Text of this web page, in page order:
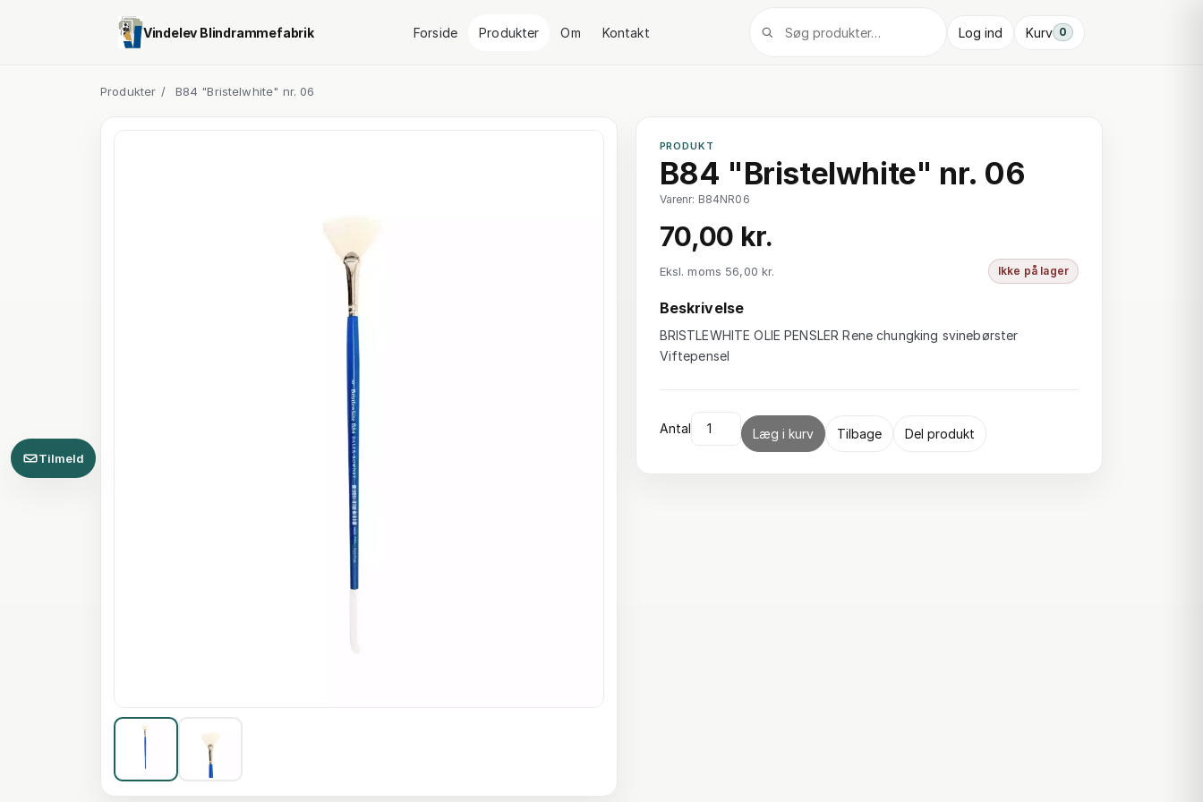
Vindelev Blindrammefabrik Forside Produkter Om Kontakt Log ind Kurv 0
Produkter / B84 "Bristelwhite" nr. 06
PRODUKT
B84 "Bristelwhite" nr. 06
Varenr: B84NR06
70,00 kr.
Eksl. moms 56,00 kr. Ikke på lager
Beskrivelse
BRISTLEWHITE OLIE PENSLER Rene chungking svinebørster
Viftepensel
Antal Læg i kurv Tilbage Del produkt
Tilmeld